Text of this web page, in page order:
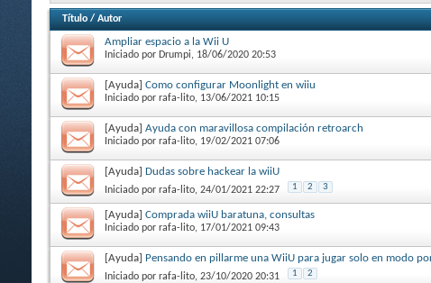
Título / Autor
Ampliar espacio a la Wii U
Iniciado por Drumpi, 18/06/2020 20:53
[Ayuda] Como configurar Moonlight en wiiu
Iniciado por rafa-lito, 13/06/2021 10:15
[Ayuda] Ayuda con maravillosa compilación retroarch
Iniciado por rafa-lito, 19/02/2021 07:06
[Ayuda] Dudas sobre hackear la wiiU
Iniciado por rafa-lito, 24/01/2021 22:27 1 2 3
[Ayuda] Comprada wiiU baratuna, consultas
Iniciado por rafa-lito, 17/01/2021 09:43
[Ayuda] Pensando en pillarme una WiiU para jugar solo en modo
Iniciado por rafa-lito, 23/10/2020 20:31 1 2